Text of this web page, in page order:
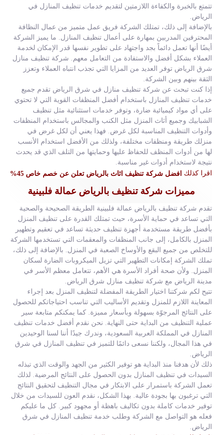
تتمتع بالخبرة والكفاءة اللازمتين لتقديم خدمات تنظيف المنازل في
الرياض.
بالإضافة إلى ذلك، تمتلك الشركة فريق عمل متميز من عمال النظافة
المحترفين المدربين بمهارة على أعمال تنظيف المنازل. ما يميز الشركة
أيضًا أنها تعمل دائماً بجد واجتهاد على تطوير نفسها قدر الإمكان لخدمة
العملاء بشكل أفضل والاستفادة من التعامل معهم. شركة تنظيف منازل
شرق الرياض توفر العديد من المزايا التي تجذب انتباه العملاء وتعزز
الثقة بينهم وبين الشركة.
إذا كنت تبحث عن شركة تنظيف منازل في شرق الرياض تقدم جميع
خدمات تنظيف المنازل باستخدام أفضل المنظفات القوية التي لا تحتوي
على أي مواد كيميائية ضارة، وتوفر خدمات استثنائية مثل تنظيف
الشبابيك وجميع أثاث المنزل مثل الكنب والمجالس باستخدام المنظفات
وأدوات التنظيف المناسبة لكل غرض. فهذا يعني أن لكل غرض في
منزلك طريقة ومنظفات مختلفة، ولذلك من الأفضل استخدام الأنسب
لها من أدوات المنظف للحفاظ عليها وحمايتها من التلف الذي قد يحدث
نتيجة لاستخدام أدوات غير مناسبة.
اقرا كذلك افضل شركة تنظيف اثاث بالرياض تعلن عن خصم خاص 45%
مميزات شركة تنظيف بالرياض عمالة فلبينية
تقدم شركة تنظيف بالرياض عمالة فلبينية الطريقة الصحيحة والصحية
التي تساعد في حماية الأسرة، حيث تمتلك القدرة على تنظيف المنزل
بأفضل طريقة مستخدمة أجهزة تنظيف حديثة تساعد في تعقيم وتطهير
المنزل بالكامل، إلى جانب المنظفات والمعقمات التي تستخدمها الشركة
للتخلص من جميع البقع والأوساخ الصعبة في المنزل. بالإضافة إلى ذلك،
تملك الشركة إمكانات التطهير التي تزيل الميكروبات الضارة لسكان
المنزل. ولأن صحة أفراد الأسرة هي الأهم، تتعامل معظم الأسر في
مدينة الرياض مع شركة تنظيف منازل شرق الرياض.
تتيح لكم شركتنا اختيار الطريقة المفضلة لتنظيف المنزل بعد إجراء
المعاينة اللازم للمنزل وتقديم الأساليب التي تناسب احتياجاتكم للحصول
على النتائج المرجوّة بسهولة وبأسعار مميزة. كما يمكنكم متابعة سير
عملية التنظيف من البداية حتى النهاية. نحن نقدم أفضل خدمات تنظيف
المنازل في المملكة العربية السعودية، وندرك جيدًا أننا لسنا الوحيدين
في هذا المجال، ولكننا نسعى دائمًا للتميز في تنظيف المنازل في شرق
الرياض.
ذلك لأن هدفنا منذ البداية هو توفير الكثير من الجهد والوقت الذي تبذله
السيدات في تنظيف المنازل بدون الحصول على النتائج المرضية. لذلك
تعمل الشركة باستمرار على الابتكار في مجال التنظيف لتحقيق النتائج
التي ترغبون بها بجودة عالية. بهذا الشكل، نقدم العون للسيدات من خلال
توفير خدمات كاملة بدون تكاليف باهظة أو مجهود كبير. كل ما عليكم
فعله هو التواصل مع الشركة وطلب خدمة تنظيف المنازل في شرق
الرياض.